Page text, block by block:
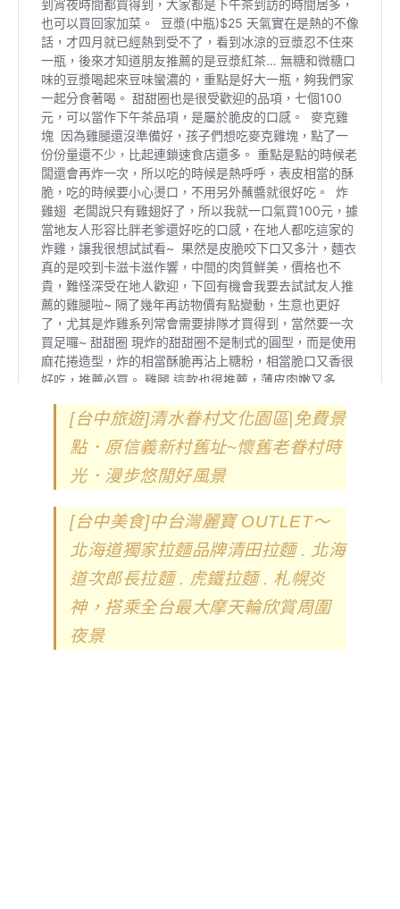
[台中旅遊]清水眷村文化園區|免費景
點．原信義新村舊址~懷舊老眷村時
光．漫步悠閒好風景
[台中美食]中台灣麗寶 OUTLET～
北海道獨家拉麵品牌清田拉麵 . 北海
道次郎長拉麵 . 虎鐵拉麵 . 札幌炎
神，搭乘全台最大摩天輪欣賞周圍
夜景